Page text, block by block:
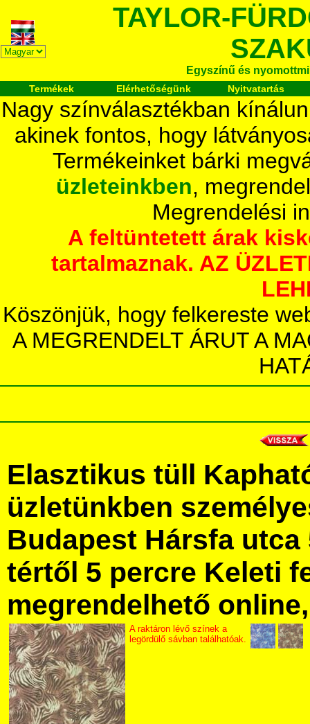
TAYLOR-
Egyszínű és
Termékek Elérhetőségünk Nyitvatartás
Nagy színválasztékban
akinek fontos, hogy
Termékeinket bárki
üzleteinkben,
Megrendelési
A feltüntetett árak
tartalmaznak. AZ
Köszönjük, hogy felkereste
A MEGRENDELT ÁRUT A
Elasztikus tüll
üzletünkben
Budapest Hársfa utca
tértől 5 percre Keleti
megrendelhető
A raktáron lévő színek a
legördülő sávban találhatóak.